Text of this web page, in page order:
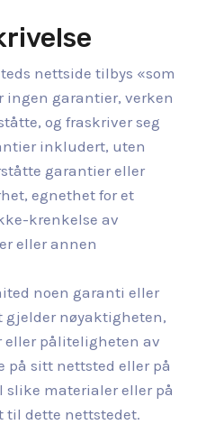
nettside tilbys «som
ingen garantier, verken
og fraskriver seg
inkludert, uten
garantier eller
egnethet for et
krenkelse av
eller annen
noen garanti eller
gjelder nøyaktigheten,
eller påliteligheten av
på sitt nettsted eller på
materialer eller på
til dette nettstedet.